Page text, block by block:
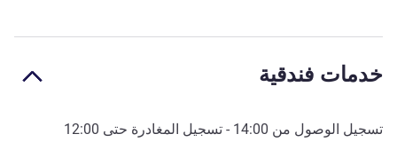
خدمات فندقية
تسجيل الوصول من 14:00 - تسجيل المغادرة حتى 12:00